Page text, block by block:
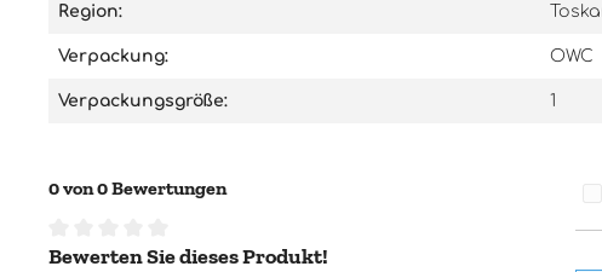
Region:
Verpackung: OWC
Verpackungsgröße: 1
0 von 0 Bewertungen
Durchschnittliche Bewertung von 0 von 5 Sternen
Bewerten Sie dieses Produkt!